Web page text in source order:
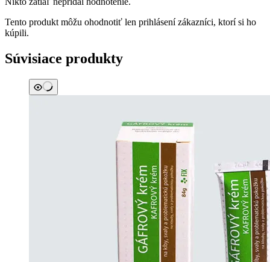
Tento produkt môžu ohodnotiť len prihlásení zákazníci, ktorí si ho
kúpili.
Súvisiace produkty